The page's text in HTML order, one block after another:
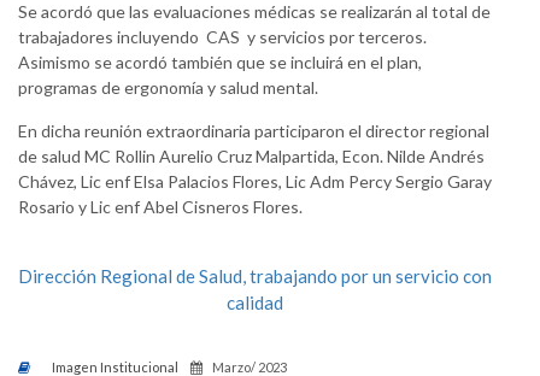
Se acordó que las evaluaciones médicas se realizarán al total de
trabajadores incluyendo CAS y servicios por terceros.
Asimismo se acordó también que se incluirá en el plan,
programas de ergonomía y salud mental.
En dicha reunión extraordinaria participaron el director regional
de salud MC Rollin Aurelio Cruz Malpartida, Econ. Nilde Andrés
Chávez, Lic enf Elsa Palacios Flores, Lic Adm Percy Sergio Garay
Rosario y Lic enf Abel Cisneros Flores.
Dirección Regional de Salud, trabajando por un servicio con
calidad
Imagen Institucional Marzo/ 2023